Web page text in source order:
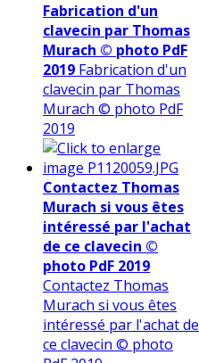
Fabrication d'un
clavecin par Thomas
Murach © photo PdF
2019 Fabrication d'un
clavecin par Thomas
Murach © photo PdF
2019
Contactez Thomas
Murach si vous êtes
intéressé par l'achat
de ce clavecin ©
photo PdF 2019
Contactez Thomas
Murach si vous êtes
intéressé par l'achat de
ce clavecin © photo